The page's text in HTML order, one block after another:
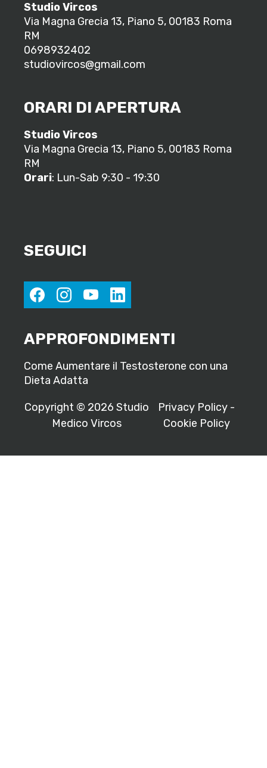
Studio Vircos
Via Magna Grecia 13, Piano 5, 00183 Roma
RM
0698932402
studiovircos@gmail.com
ORARI DI APERTURA
Studio Vircos
Via Magna Grecia 13, Piano 5, 00183 Roma
RM
Orari: Lun-Sab 9:30 - 19:30
SEGUICI
facebookinstagramyoutubelinkedin
APPROFONDIMENTI
Come Aumentare il Testosterone con una
Dieta Adatta
Copyright © 2026 Studio
Medico Vircos
Privacy Policy -
Cookie Policy